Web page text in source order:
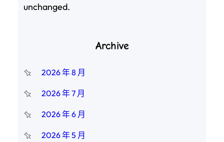
unchanged.
Archive
2026 年 8 月
2026 年 7 月
2026 年 6 月
2026 年 5 月